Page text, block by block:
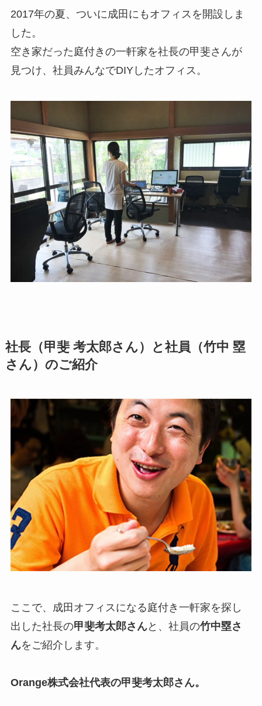
2017年の夏、ついに成田にもオフィスを開設しま
した。
空き家だった庭付きの一軒家を社長の甲斐さんが
見つけ、社員みんなでDIYしたオフィス。
社長（甲斐 考太郎さん）と社員（竹中 塁
さん）のご紹介
ここで、成田オフィスになる庭付き一軒家を探し
出した社長の甲斐考太郎さんと、社員の竹中塁さ
んをご紹介します。
Orange株式会社代表の甲斐考太郎さん。